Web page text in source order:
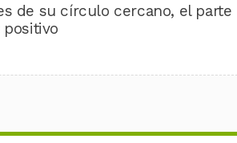
de su círculo cercano, el